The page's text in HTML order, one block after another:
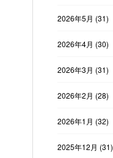
2026年5月 (31)
2026年4月 (30)
2026年3月 (31)
2026年2月 (28)
2026年1月 (32)
2025年12月 (31)